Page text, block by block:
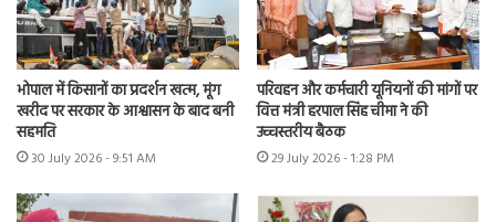
भोपाल में किसानों का प्रदर्शन खत्म, मूंग
खरीद पर सरकार के आश्वासन के बाद बनी
सहमति
30 July 2026 - 9:51 AM
परिवहन और कर्मचारी यूनियनों की मांगों पर
वित्त मंत्री हरपाल सिंह चीमा ने की
उच्चस्तरीय बैठक
29 July 2026 - 1:28 PM